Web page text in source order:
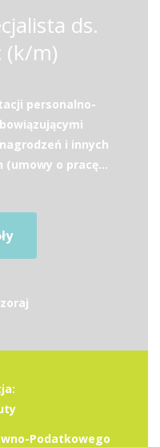
ds.
(k/m)
personalno-
i innych
(umowy o pracę...
Podatkowego